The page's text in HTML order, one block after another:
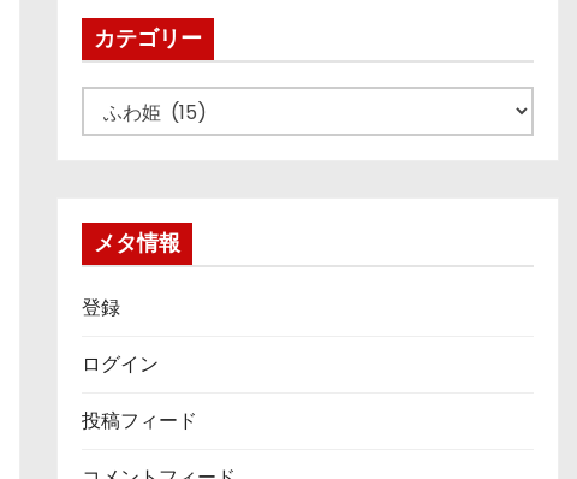
ブカテゴリー
テ
メタ情報
登録
ログイン
投稿フィード